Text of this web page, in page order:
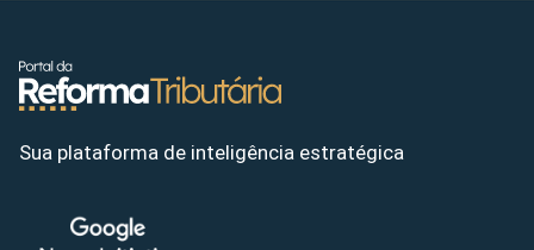
Sua plataforma de inteligência estratégica